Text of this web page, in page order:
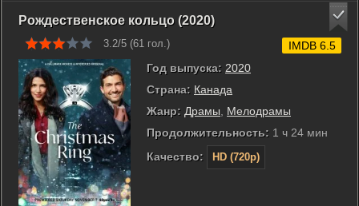
Рождественское кольцо (2020)
3.2/5 (61 гол.)
Год выпуска: 2020
Страна: Канада
Жанр: Драмы
Мелодрамы
Продолжительность: 1 ч 24 мин
Качество:
HD (720p)
IMDB 6.5